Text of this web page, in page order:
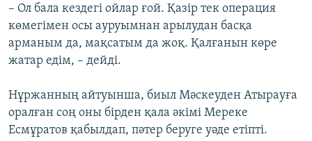
– Ол бала кездегі ойлар ғой. Қазір тек операция
көмегімен осы ауруымнан арылудан басқа
арманым да, мақсатым да жоқ. Қалғанын көре
жатар едім, – дейді.
Нұржанның айтуынша, биыл Мәскеуден Атырауға
оралған соң оны бірден қала әкімі Мереке
Есмұратов қабылдап, пәтер беруге уәде етіпті.